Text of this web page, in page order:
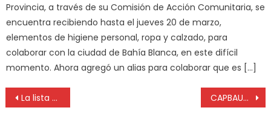
Provincia, a través de su Comisión de Acción Comunitaria, se
encuentra recibiendo hasta el jueves 20 de marzo,
elementos de higiene personal, ropa y calzado, para
colaborar con la ciudad de Bahía Blanca, en este difícil
momento. Ahora agregó un alias para colaborar que es […]
La lista oficialista ganó las elecciones en el Colegio de Martilleros CAPBAUNO: comenzó el trabajo en comisiones